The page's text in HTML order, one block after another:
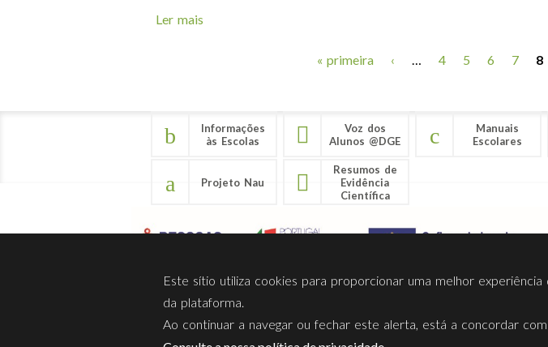
Ler mais
« primeira ‹ … 4 5 6 7 8
Informações
às Escolas
Voz dos
Alunos @DGE
Manuais
Escolares
Projeto Nau
Resumos de
Evidência
Científica
Sobre Nós Privacidade Termos Utilização Contactos
Este sítio utiliza cookies para proporcionar uma melhor
da plataforma.
Ao continuar a navegar ou fechar este alerta, está a concordar